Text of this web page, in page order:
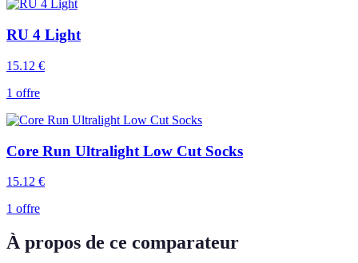
RU 4 Light
15.12 €
1 offre
Core Run Ultralight Low Cut Socks
15.12 €
1 offre
À propos de ce comparateur